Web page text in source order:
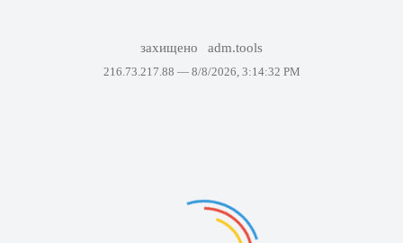
захищено adm.tools
216.73.217.88 — 8/8/2026, 3:14:32 PM